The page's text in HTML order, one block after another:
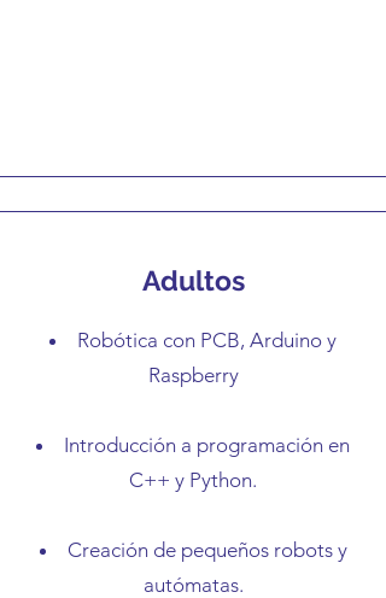
Adultos
Robótica con PCB, Arduino y
Raspberry
Introducción a programación en
C++ y Python.
Creación de pequeños robots y
autómatas.